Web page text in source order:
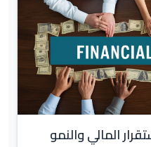
المالي والنمو